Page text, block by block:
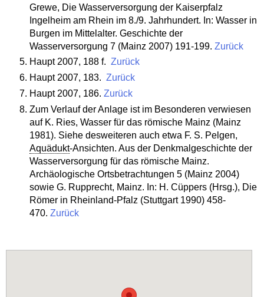
Grewe, Die Wasserversorgung der Kaiserpfalz
Ingelheim am Rhein im 8./9. Jahrhundert. In: Wasser in
Burgen im Mittelalter. Geschichte der
Wasserversorgung 7 (Mainz 2007) 191-199. Zurück
Haupt 2007, 188 f. Zurück
Haupt 2007, 183. Zurück
Haupt 2007, 186. Zurück
Zum Verlauf der Anlage ist im Besonderen verwiesen
auf K. Ries, Wasser für das römische Mainz (Mainz
1981). Siehe desweiteren auch etwa F. S. Pelgen,
Aquädukt-Ansichten. Aus der Denkmalgeschichte der
Wasserversorgung für das römische Mainz.
Archäologische Ortsbetrachtungen 5 (Mainz 2004)
sowie G. Rupprecht, Mainz. In: H. Cüppers (Hrsg.), Die
Römer in Rheinland-Pfalz (Stuttgart 1990) 458-
470. Zurück